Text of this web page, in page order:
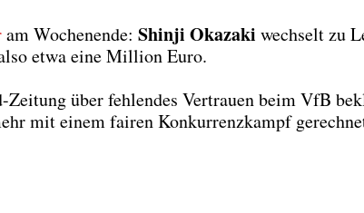
am Wochen­en­de: Shin­ji Oka­za­ki wech­selt zu
etwa eine Mil­li­on Euro.
über feh­len­des Ver­trau­en beim VfB
mit einem fai­ren Kon­kur­renz­kampf